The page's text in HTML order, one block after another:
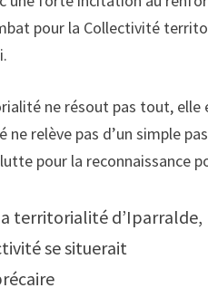
pour la Collectivité
ne résout pas tout,
relève pas d’un simple
pour la reconnaissance
territorialité d’Iparralde,
se situerait